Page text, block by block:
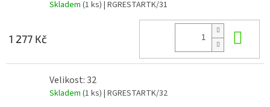
Skladem (1 ks) | RGRESTARTK/31
1 277 Kč
Velikost: 32
Skladem (1 ks) | RGRESTARTK/32